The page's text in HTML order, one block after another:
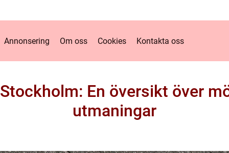
Annonsering Om oss Cookies Kontakta oss
En översikt över
utmaningar